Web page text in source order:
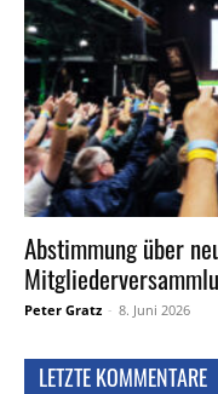
Abstimmung über
Peter Gratz - 8. Juni 2026
LETZTE KOMMENTARE